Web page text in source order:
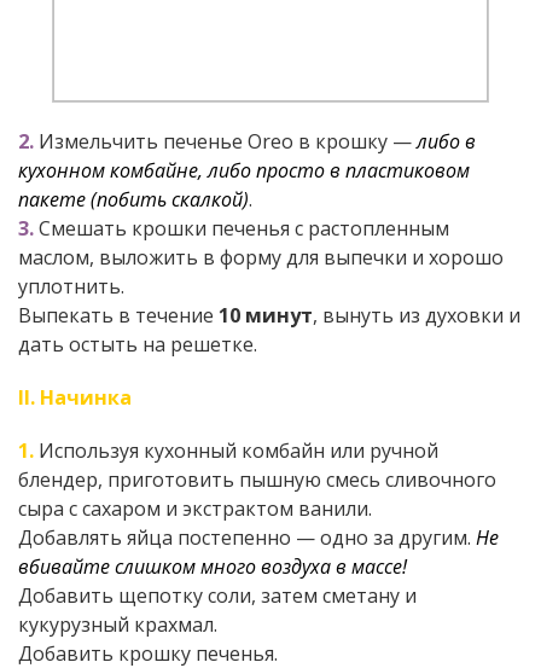
2. Измельчить печенье Oreo в крошку —либо в
кухонном комбайне, либо просто в пластиковом
пакете (побить скалкой).
3.Смешать крошки печенья с растопленным
маслом, выложить в форму для выпечки и хорошо
уплотнить.
Выпекать в течение 10 минут, вынуть из духовки и
дать остыть на решетке.
II. Начинка
1. Используя кухонный комбайн или ручной
блендер, приготовить пышную смесь сливочного
сыра с сахаром и экстрактом ванили.
Добавлять яйца постепенно — одно за другим. Не
вбивайте слишком много воздуха в массе!
Добавить щепотку соли, затем сметану и
кукурузный крахмал.
Добавить крошку печенья.